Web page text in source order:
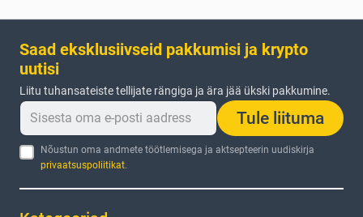
Saad eksklusiivseid pakkumisi ja krypto
uutisi
Liitu tuhansateiste tellijate rängiga ja ära jää ükski pakkumine.
Tule liituma
Nõustun oma andmete töötlemisega ja aktsepteerin uudiskirja
privaatsuspoliitikat.